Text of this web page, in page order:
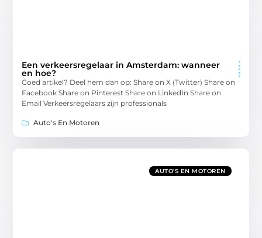
Een verkeersregelaar in Amsterdam: wanneer
en hoe?
Goed artikel? Deel hem dan op: Share on X (Twitter) Share on
Facebook Share on Pinterest Share on LinkedIn Share on
Email Verkeersregelaars zijn professionals
Auto's En Motoren
AUTO'S EN MOTOREN